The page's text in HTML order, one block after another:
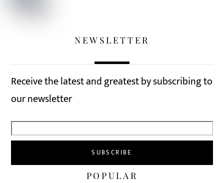
NEWSLETTER
Receive the latest and greatest by subscribing to
our newsletter
POPULAR